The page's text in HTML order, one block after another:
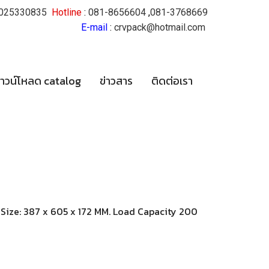
Hotline : 081-8656604 ,081-3768669
E-mail : crvpack@hotmail.com
วน์โหลด catalog ข่าวสาร ติดต่อเรา
387 x 605 x 172 MM. Load Capacity 200